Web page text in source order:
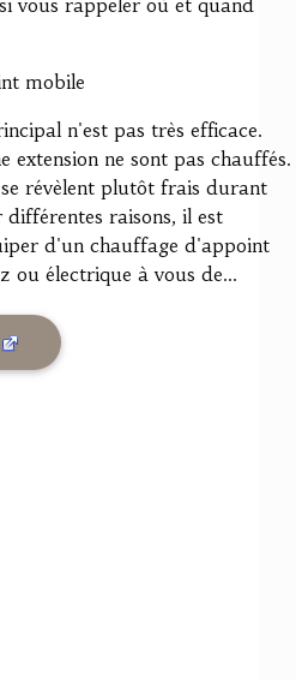
mobile
n'est pas très efficace.
extension ne sont pas chauffés.
révèlent plutôt frais durant
différentes raisons, il est
d'un chauffage d'appoint
ou électrique à vous de...